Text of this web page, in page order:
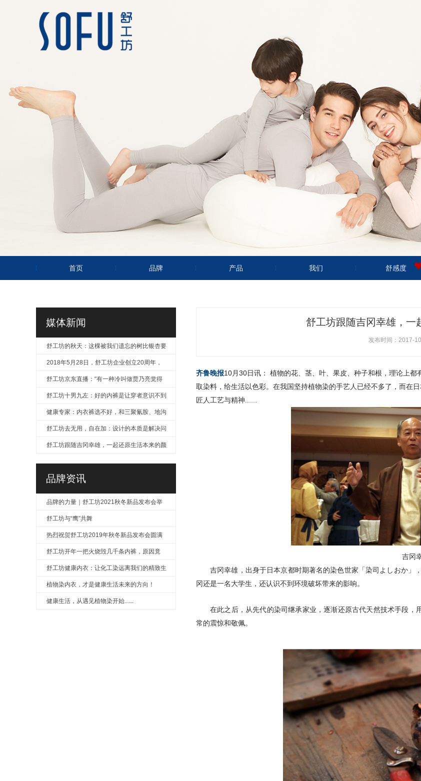
首页 品牌 产品 我们 舒感度
媒体新闻
舒工坊的秋天：这棵被我们遗忘的树比银杏要
美
2018年5月28日，舒工坊企业创立20周年，
风华正茂
舒工坊京东直播：“有一种冷叫做贾乃亮觉得
你冷”
舒工坊十男九左：好的内裤是让穿者意识不到
产品的存在
健康专家：内衣裤选不好，和三聚氰胺、地沟
油无异！
舒工坊去无用，自在加：设计的本质是解决问
题
舒工坊跟随吉冈幸雄，一起还原生活本来的颜
品牌资讯
品牌的力量｜舒工坊2021秋冬新品发布会举
行
舒工坊与“鹰”共舞
热烈祝贺舒工坊2019年秋冬新品发布会圆满
成功
舒工坊开年一把火烧毁几千条内裤，原因竟
是……
舒工坊健康内衣：让化工染远离我们的精致生
活
植物染内衣，才是健康生活未来的方向！
健康生活，从遇见植物染开始......
舒工坊跟随吉冈幸雄，一
发布时间：2017-
齐鲁晚报10月30日讯： 植物的花、茎、叶、果皮、种子和根，理论上
取染料，给生活以色彩。在我国坚持植物染的手艺人已经不多了，而在
匠人工艺与精神......
吉冈
吉冈幸雄，出身于日本京都时期著名的染色世家「染司よしおか
冈还是一名大学生，还认识不到环境破坏带来的影响。
在此之后，从先代的染司继承家业，逐渐还原古代天然技术手段
常的震惊和敬佩。